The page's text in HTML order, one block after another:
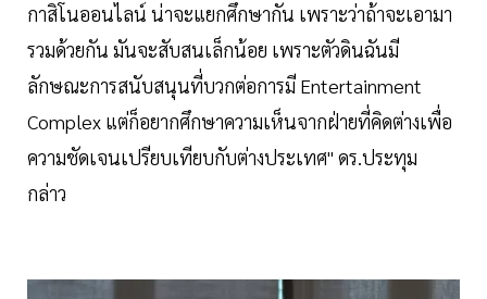
กาสิโนออนไลน์ น่าจะแยกศึกษากัน เพราะว่าถ้าจะเอามา
รวมด้วยกัน มันจะสับสนเล็กน้อย เพราะตัวดินฉันมี
ลักษณะการสนับสนุนที่บวกต่อการมี Entertainment
Complex แต่ก็อยากศึกษาความเห็นจากฝ่ายที่คิดต่างเพื่อ
ความชัดเจนเปรียบเทียบกับต่างประเทศ" ดร.ประทุม
กล่าว